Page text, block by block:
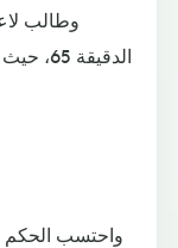
وطالب
واحتسب الحكم